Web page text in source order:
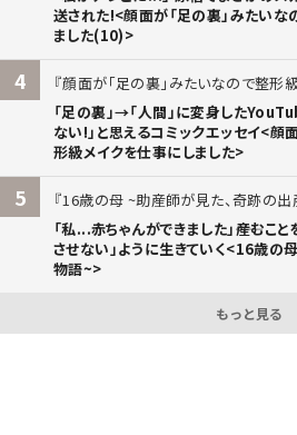
送された!<顔面が「足の裏」みたい
ました(10)>
4
顔面が「足の裏」みたいなので整形
「足の裏」→「人間」に変身した
ない!」と思えるコミックエッセイ<顔
形級メイクを仕事にしました>
5
16歳の母 ~助産師が見た、奇跡の
「私...赤ちゃんができました」――産むこ
させない」ように生きていく<16歳の
物語~>
もっと見る